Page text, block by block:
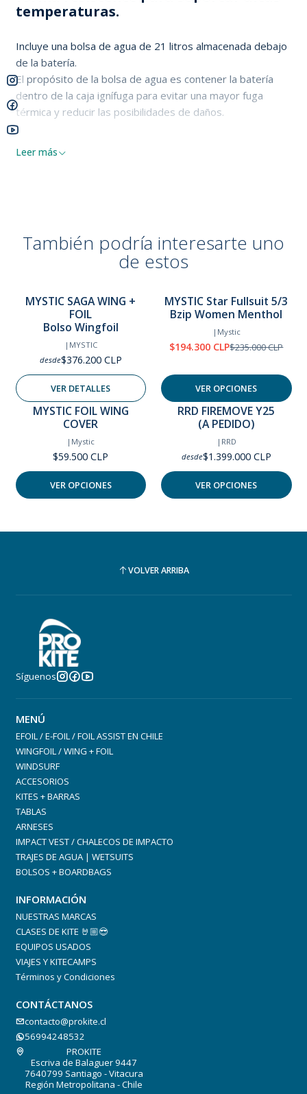
temperaturas.
Incluye una bolsa de agua de 21 litros almacenada debajo
de la batería.
El propósito de la bolsa de agua es contener la batería
dentro de la caja ignífuga para evitar una mayor fuga
térmica y reducir las posibilidades de daños.
Material: aluminio
Leer más
También podría interesarte uno
de estos
Agotado
MYSTIC SAGA WING +
FOIL
Bolso Wingfoil
| MYSTIC
desde$376.200 CLP
VER DETALLES
-17%
OFF
MYSTIC Star Fullsuit 5/3
Bzip Women Menthol
| Mystic
$194.300 CLP$235.000 CLP
VER OPCIONES
MYSTIC FOIL WING
COVER
| Mystic
$59.500 CLP
VER OPCIONES
RRD FIREMOVE Y25
(A PEDIDO)
| RRD
desde$1.399.000 CLP
VER OPCIONES
VOLVER ARRIBA
Síguenos
MENÚ
EFOIL / E-FOIL / FOIL ASSIST EN CHILE
WINGFOIL / WING + FOIL
WINDSURF
ACCESORIOS
KITES + BARRAS
TABLAS
ARNESES
IMPACT VEST / CHALECOS DE IMPACTO
TRAJES DE AGUA | WETSUITS
BOLSOS + BOARDBAGS
INFORMACIÓN
NUESTRAS MARCAS
CLASES DE KITE 🤘🏼😎
EQUIPOS USADOS
VIAJES Y KITECAMPS
Términos y Condiciones
CONTÁCTANOS
contacto@prokite.cl
56994248532
PROKITE
Escriva de Balaguer 9447
7640799 Santiago - Vitacura
Región Metropolitana - Chile